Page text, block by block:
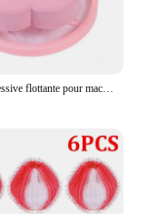
Boule de lessive flottante pour machine à laver, attrape-cheveux, fourrure d'animaux, peluches, vêtements, livres, épilation, sac en filet